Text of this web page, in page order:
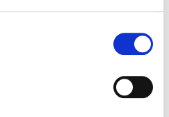
spullen op die overbodig